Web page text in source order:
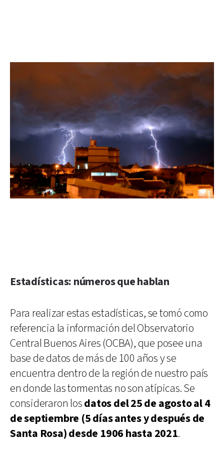
Estadísticas: números que hablan
Para realizar estas estadísticas, se tomó como
referencia la información del Observatorio
Central Buenos Aires (OCBA), que posee una
base de datos de más de 100 años y se
encuentra dentro de la región de nuestro país
en donde las tormentas no son atípicas. Se
consideraron losdatos del 25 de agosto al 4
de septiembre (5 días antes y después de
Santa Rosa) desde 1906 hasta 2021.